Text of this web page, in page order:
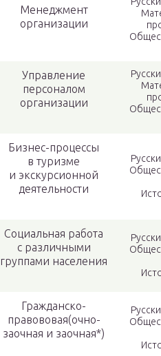
Менеджмент
организации
Управление
персоналом
организации
Бизнес-процессы
в туризме
и экскурсионной
деятельности
Социальная работа
с различными
группами населения
Гражданско-
правововая(очно-
заочная и заочная*)